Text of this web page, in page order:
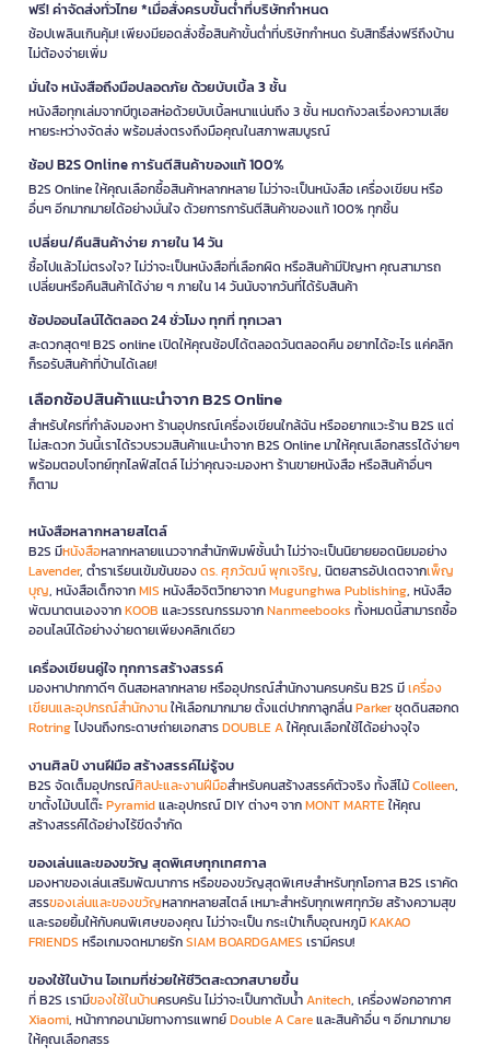
ฟรี! ค่าจัดส่งทั่วไทย *เมื่อสั่งครบขั้นต่ำที่บริษัทกำหนด
ช้อปเพลินเกินคุ้ม! เพียงมียอดสั่งซื้อสินค้าขั้นต่ำที่บริษัทกำหนด รับสิทธิ์ส่งฟรีถึงบ้าน
ไม่ต้องจ่ายเพิ่ม
มั่นใจ หนังสือถึงมือปลอดภัย ด้วยบับเบิ้ล 3 ชั้น
หนังสือทุกเล่มจากบีทูเอสห่อด้วยบับเบิ้ลหนาแน่นถึง 3 ชั้น หมดกังวลเรื่องความเสีย
หายระหว่างจัดส่ง พร้อมส่งตรงถึงมือคุณในสภาพสมบูรณ์
ช้อป B2S Online การันตีสินค้าของแท้ 100%
B2S Online ให้คุณเลือกซื้อสินค้าหลากหลาย ไม่ว่าจะเป็นหนังสือ เครื่องเขียน หรือ
อื่นๆ อีกมากมายได้อย่างมั่นใจ ด้วยการการันตีสินค้าของแท้ 100% ทุกชิ้น
เปลี่ยน/คืนสินค้าง่าย ภายใน 14 วัน
ซื้อไปแล้วไม่ตรงใจ? ไม่ว่าจะเป็นหนังสือที่เลือกผิด หรือสินค้ามีปัญหา คุณสามารถ
เปลี่ยนหรือคืนสินค้าได้ง่าย ๆ ภายใน 14 วันนับจากวันที่ได้รับสินค้า
ช้อปออนไลน์ได้ตลอด 24 ชั่วโมง ทุกที่ ทุกเวลา
สะดวกสุดๆ! B2S online เปิดให้คุณช้อปได้ตลอดวันตลอดคืน อยากได้อะไร แค่คลิก
ก็รอรับสินค้าที่บ้านได้เลย!
เลือกช้อปสินค้าแนะนำจาก B2S Online
สำหรับใครที่กำลังมองหา ร้านอุปกรณ์เครื่องเขียนใกล้ฉัน หรืออยากแวะร้าน B2S แต่
ไม่สะดวก วันนี้เราได้รวบรวมสินค้าแนะนำจาก B2S Online มาให้คุณเลือกสรรได้ง่ายๆ
พร้อมตอบโจทย์ทุกไลฟ์สไตล์ ไม่ว่าคุณจะมองหา ร้านขายหนังสือ หรือสินค้าอื่นๆ
ก็ตาม
หนังสือหลากหลายสไตล์
B2S มีหนังสือหลากหลายแนวจากสำนักพิมพ์ชั้นนำ ไม่ว่าจะเป็นนิยายยอดนิยมอย่าง
Lavender, ตำราเรียนเข้มข้นของดร. ศุภวัฒน์ พุกเจริญ, นิตยสารอัปเดตจากเพ็ญ
บุญ, หนังสือเด็กจากMIS หนังสือจิตวิทยาจากMugunghwa Publishing, หนังสือ
พัฒนาตนเองจากKOOB และวรรณกรรมจากNanmeebooks ทั้งหมดนี้สามารถซื้อ
ออนไลน์ได้อย่างง่ายดายเพียงคลิกเดียว
เครื่องเขียนคู่ใจ ทุกการสร้างสรรค์
มองหาปากกาดีๆ ดินสอหลากหลาย หรืออุปกรณ์สำนักงานครบครัน B2S มีเครื่อง
เขียนและอุปกรณ์สำนักงานให้เลือกมากมาย ตั้งแต่ปากกาลูกลื่นParkerชุดดินสอกด
Rotringไปจนถึงกระดาษถ่ายเอกสารDOUBLE Aให้คุณเลือกใช้ได้อย่างจุใจ
งานศิลป์ งานฝีมือ สร้างสรรค์ไม่รู้จบ
B2S จัดเต็มอุปกรณ์ศิลปะและงานฝีมือสำหรับคนสร้างสรรค์ตัวจริง ทั้งสีไม้Colleen,
ขาตั้งไม้บนโต๊ะPyramidและอุปกรณ์ DIY ต่างๆ จากMONT MARTEให้คุณ
สร้างสรรค์ได้อย่างไร้ขีดจำกัด
ของเล่นและของขวัญ สุดพิเศษทุกเทศกาล
มองหาของเล่นเสริมพัฒนาการ หรือของขวัญสุดพิเศษสำหรับทุกโอกาส B2S เราคัด
สรรของเล่นและของขวัญหลากหลายสไตล์ เหมาะสำหรับทุกเพศทุกวัย สร้างความสุข
และรอยยิ้มให้กับคนพิเศษของคุณ ไม่ว่าจะเป็น กระเป๋าเก็บอุณหภูมิKAKAO
FRIENDS หรือเกมจดหมายรักSIAM BOARDGAMES เรามีครบ!
ของใช้ในบ้าน ไอเทมที่ช่วยให้ชีวิตสะดวกสบายขึ้น
ที่ B2S เรามีของใช้ในบ้านครบครัน ไม่ว่าจะเป็นกาต้มน้ำAnitech, เครื่องฟอกอากาศ
Xiaomi, หน้ากากอนามัยทางการแพทย์Double A Careและสินค้าอื่น ๆ อีกมากมาย
ให้คุณเลือกสรร